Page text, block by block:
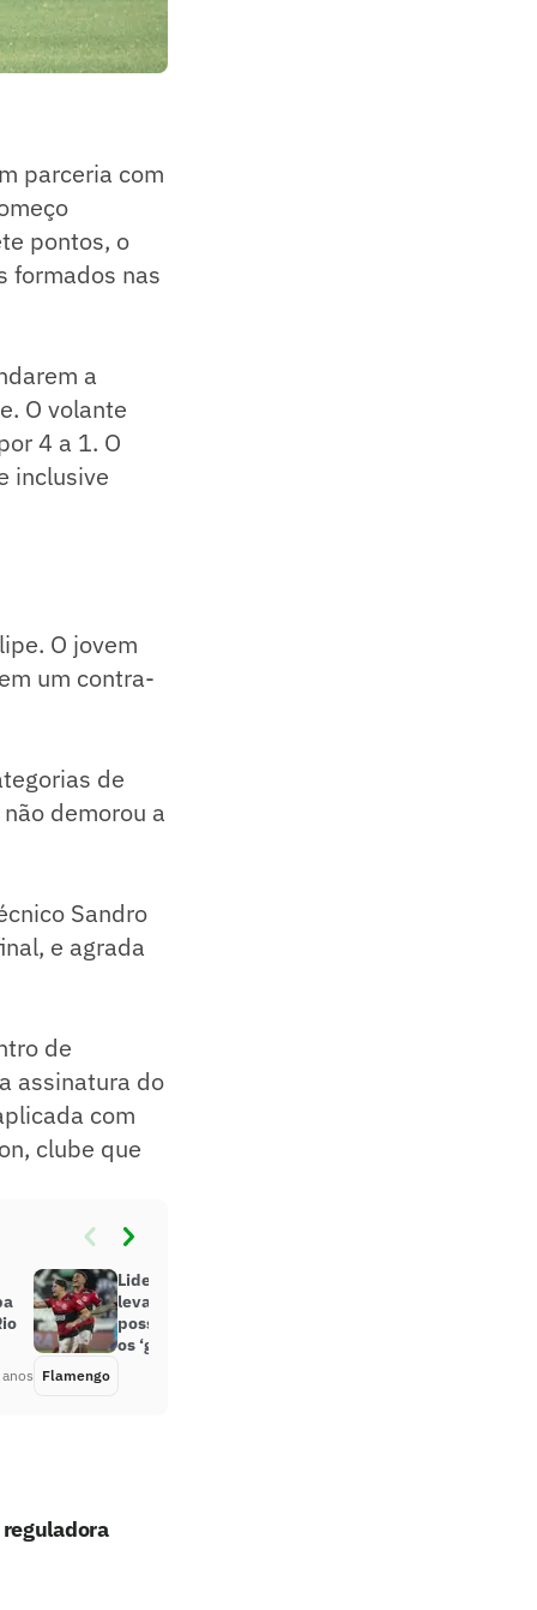
parceria com
pontos, o
formados nas
a
O volante
4 a 1. O
inclusive
O jovem
um contra-
de
demorou a
Sandro
e agrada
de
assinatura do
com
clube que
anos
Liderança e domínio do Flamengo
levanta a questão: até onde é
possível levar o Estadual só com
os ‘garotos’?
Flamengo